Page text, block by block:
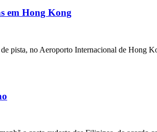
em Hong Kong
pista, no Aeroporto Internacional de Hong